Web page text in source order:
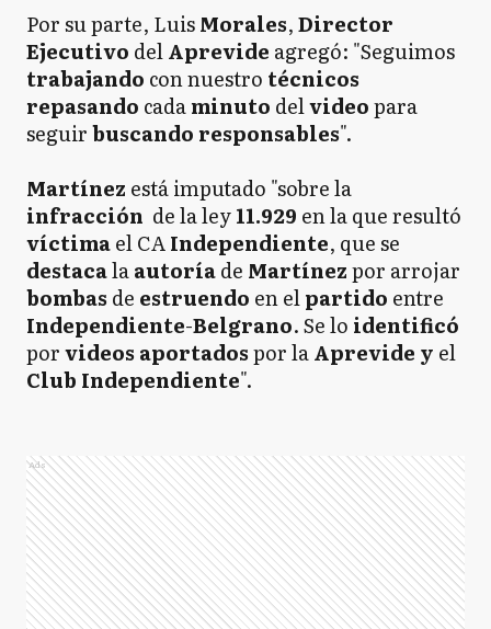
Por su parte, LuisMorales,Director
Ejecutivo delAprevide agregó: "Seguimos
trabajando con nuestro técnicos
repasando cadaminuto delvideopara
seguirbuscando responsables".
Martínez está imputado "sobre la
infracción de la ley11.929 en la que resultó
víctimael CAIndependiente, que se
destacalaautoríade Martínezpor arrojar
bombas de estruendo en elpartido entre
Independiente-Belgrano. Se lo identificó
porvideos aportadospor laAprevide y el
Club Independiente".
Ads